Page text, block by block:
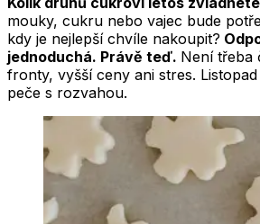
mouky, cukru nebo vajec bude
kdy je nejlepší chvíle nakoupit?
jednoduchá. Právě teď. Není třeba
fronty, vyšší ceny ani stres.
peče s rozvahou.